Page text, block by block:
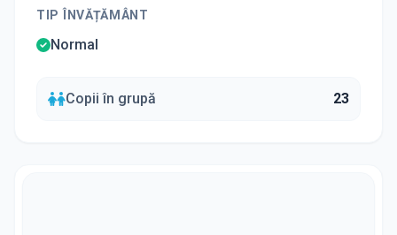
TIP ÎNVĂȚĂMÂNT
Normal
Copii în grupă 23